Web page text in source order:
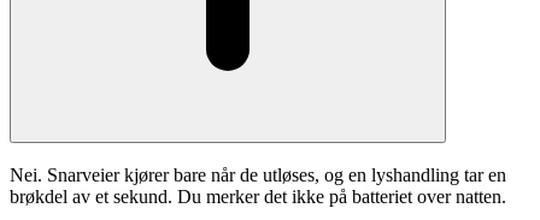
Nei. Snarveier kjører bare når de utløses, og en lyshandling tar en
brøkdel av et sekund. Du merker det ikke på batteriet over natten.